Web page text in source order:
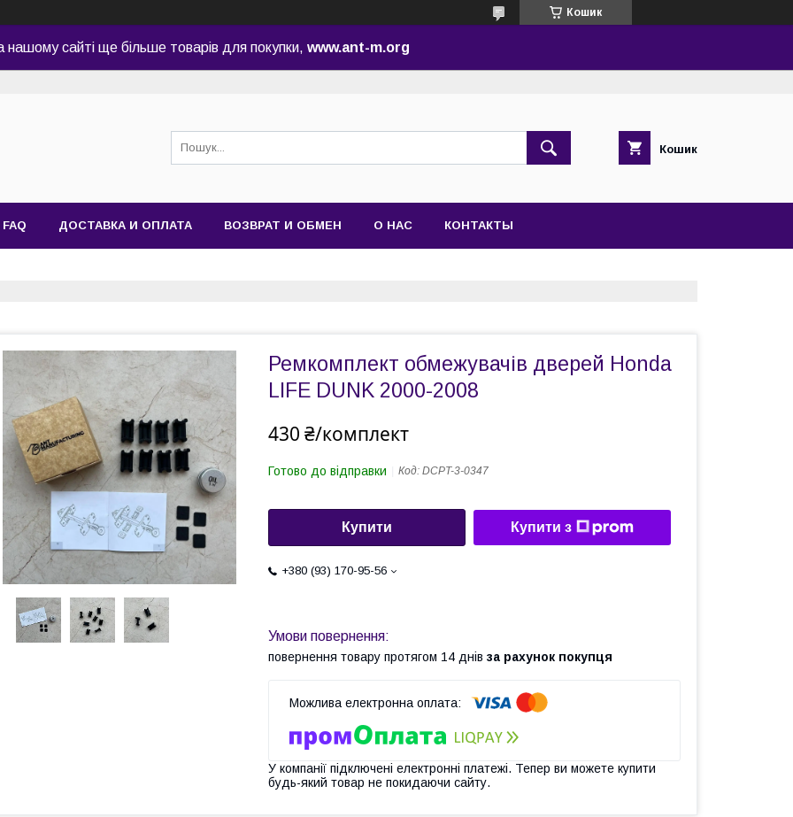
Кошик
нашому сайті ще більше товарів для покупки, www.ant-m.org
Кошик
FAQ ДОСТАВКА И ОПЛАТА ВОЗВРАТ И ОБМЕН О НАС КОНТАКТЫ
Ремкомплект обмежувачів дверей Honda
LIFE DUNK 2000-2008
430 ₴/комплект
Готово до відправки Код: DCPT-3-0347
Купити Купити з
+380 (93) 170-95-56
повернення товару протягом 14 днів за рахунок покупця
У компанії підключені електронні платежі. Тепер ви можете купити
будь-який товар не покидаючи сайту.